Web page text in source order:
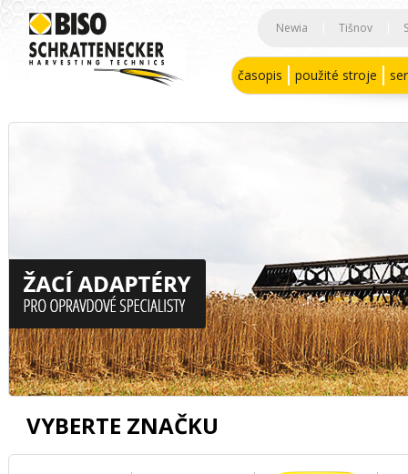
Newia Tišnov
časopis použité stroje
VYBERTE ZNAČKU